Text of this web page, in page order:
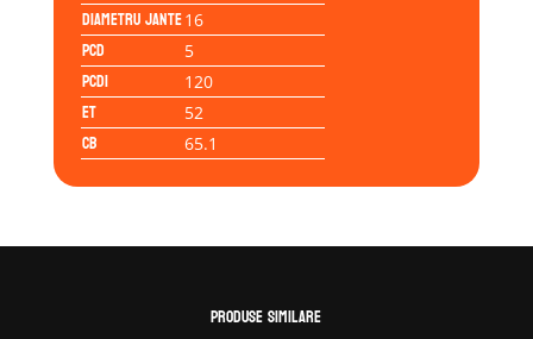
Diametru jante16
PCD 5
PCD1 120
ET 52
CB 65.1
Produse similare